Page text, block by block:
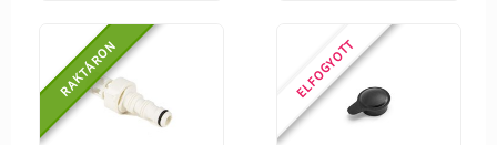
RAKTÁRON ELFOGYOTT